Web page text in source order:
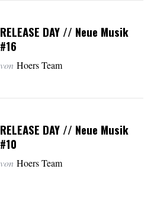
RELEASE DAY // Neue Musik
#16
von Hoers Team
RELEASE DAY // Neue Musik
#10
von Hoers Team